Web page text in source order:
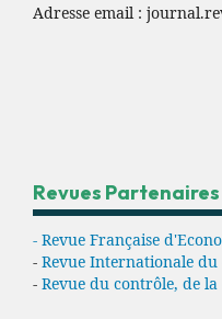
Adresse email :
Revues Partenaires
- Revue Française
- Revue Internationale
- Revue du contrôle, de